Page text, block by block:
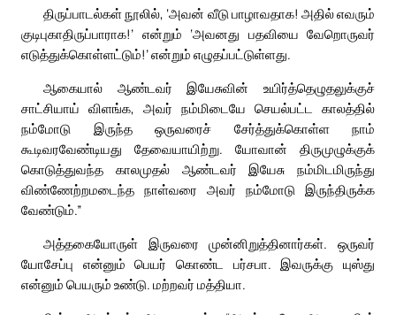
திருப்பாடல்கள் நூலில், ‘அவன் வீடு பாழாவதாக! அதில் எவரும்
குடிபுகாதிருப்பாராக!’ என்றும் ‘அவனது பதவியை வேறொருவர்
எடுத்துக்கொள்ளட்டும்!’ என்றும் எழுதப்பட்டுள்ளது.
ஆகையால் ஆண்டவர் இயேசுவின் உயிர்த்தெழுதலுக்குச்
சாட்சியாய் விளங்க, அவர் நம்மிடையே செயல்பட்ட காலத்தில்
நம்மோடு இருந்த ஒருவரைச் சேர்த்துக்கொள்ள நாம்
கூடிவரவேண்டியது தேவையாயிற்று. யோவான் திருமுழுக்குக்
கொடுத்துவந்த காலமுதல் ஆண்டவர் இயேசு நம்மிடமிருந்து
விண்ணேற்றமடைந்த நாள்வரை அவர் நம்மோடு இருந்திருக்க
வேண்டும்.”
அத்தகையோருள் இருவரை முன்னிறுத்தினார்கள். ஒருவர்
யோசேப்பு என்னும் பெயர் கொண்ட பர்சபா. இவருக்கு யுஸ்து
என்னும் பெயரும் உண்டு. மற்றவர் மத்தியா.